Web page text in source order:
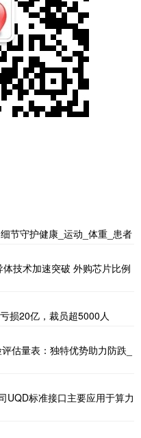
节守护健康_运动_体重_患者
技术加速突破 外购芯片比例
损20亿，裁员超5000人
估量表：独特优势助力防跌_
UQD标准接口主要应用于算力